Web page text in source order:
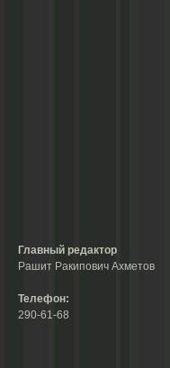
Главный редактор
Рашит Ракипович Ахметов
Телефон:
290-61-68